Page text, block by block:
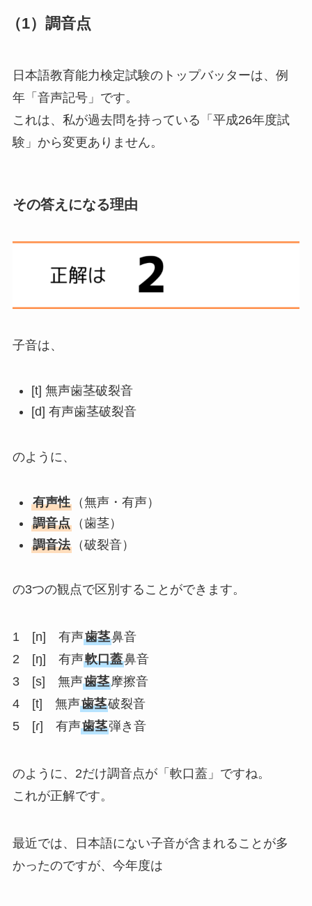
（1）調音点
日本語教育能力検定試験のトップバッターは、例
年「音声記号」です。
これは、私が過去問を持っている「平成26年度試
験」から変更ありません。
その答えになる理由
子音は、
[t] 無声歯茎破裂音
[d] 有声歯茎破裂音
のように、
有声性（無声・有声）
調音点（歯茎）
調音法（破裂音）
の3つの観点で区別することができます。
1 [n] 有声歯茎鼻音
2 [ŋ] 有声軟口蓋鼻音
3 [s] 無声歯茎摩擦音
4 [t] 無声歯茎破裂音
5 [ɾ] 有声歯茎弾き音
のように、2だけ調音点が「軟口蓋」ですね。
これが正解です。
最近では、日本語にない子音が含まれることが多
かったのですが、今年度は